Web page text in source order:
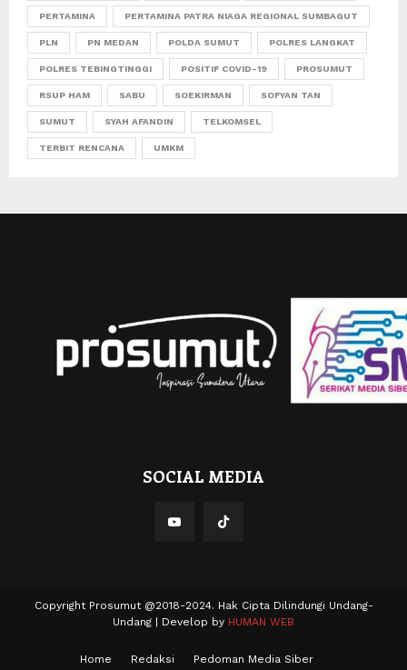
PERTAMINA PERTAMINA PATRA NIAGA REGIONAL SUMBAGUT
PLN PN MEDAN POLDA SUMUT POLRES LANGKAT
POLRES TEBINGTINGGI POSITIF COVID-19 PROSUMUT
RSUP HAM SABU SOEKIRMAN SOFYAN TAN
SUMUT SYAH AFANDIN TELKOMSEL
TERBIT RENCANA UMKM
SOCIAL MEDIA
Copyright Prosumut @2018-2024. Hak Cipta Dilindungi Undang-
Undang | Develop by HUMAN WEB
Home Redaksi Pedoman Media Siber